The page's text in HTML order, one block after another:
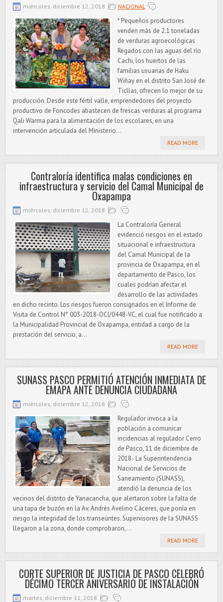
miércoles, diciembre 12, 2018 NACIONAL
* Pequeños productores
venden más de 2.1 toneladas
de verduras agroecológicas
Regados con las aguas del río
Cachi, los huertos de las
familias usuarias de Haku
Wiñay en el distrito San José de
Ticllas, ofrecen lo mejor de su
producción. Desde este fértil valle, emprendedores del proyecto
productivo de Foncodes abastecen de frescas verduras al programa
Qali Warma para la alimentación de los escolares, en una
intervención articulada del Ministerio...
READ MORE
Contraloría identifica malas condiciones en
infraestructura y servicio del Camal Municipal de
Oxapampa
miércoles, diciembre 12, 2018
La Contraloría General
evidenció riesgos en el estado
situacional e infraestructura
del Camal Municipal de la
provincia de Oxapampa, en el
departamento de Pasco, los
cuales podrían afectar el
desarrollo de las actividades
en dicho recinto. Los riesgos fueron consignados en el Informe de
Visita de Control N° 003-2018-OCI/0448-VC, el cual fue notificado a
la Municipalidad Provincial de Oxapampa, entidad a cargo de la
prestación del servicio, a...
READ MORE
SUNASS PASCO PERMITIÓ ATENCIÓN INMEDIATA DE
EMAPA ANTE DENUNCIA CIUDADANA
miércoles, diciembre 12, 2018
Regulador invoca a la
población a comunicar
incidencias al regulador Cerro
de Pasco, 11 de diciembre de
2018.- La Superintendencia
Nacional de Servicios de
Saneamiento (SUNASS),
atendió la denuncia de los
vecinos del distrito de Yanacancha, que alertaron sobre la falta de
una tapa de buzón en la Av. Andrés Avelino Cáceres, que ponía en
riesgo la integridad de los transeúntes. Supervisores de la SUNASS
llegaron a la zona, donde comprobaron,...
READ MORE
CORTE SUPERIOR DE JUSTICIA DE PASCO CELEBRÓ
DÉCIMO TERCER ANIVERSARIO DE INSTALACIÓN
martes, diciembre 11, 2018